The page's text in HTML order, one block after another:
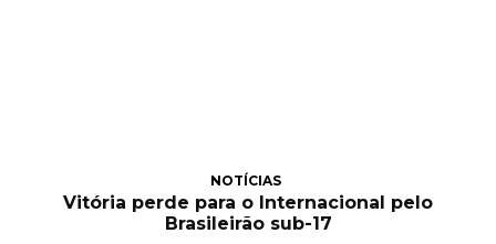
NOTÍCIAS
Vitória perde para o Internacional pelo
Brasileirão sub-17